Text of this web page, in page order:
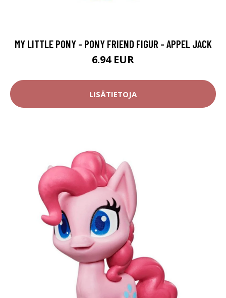
MY LITTLE PONY - PONY FRIEND FIGUR - APPEL JACK
6.94 EUR
LISÄTIETOJA